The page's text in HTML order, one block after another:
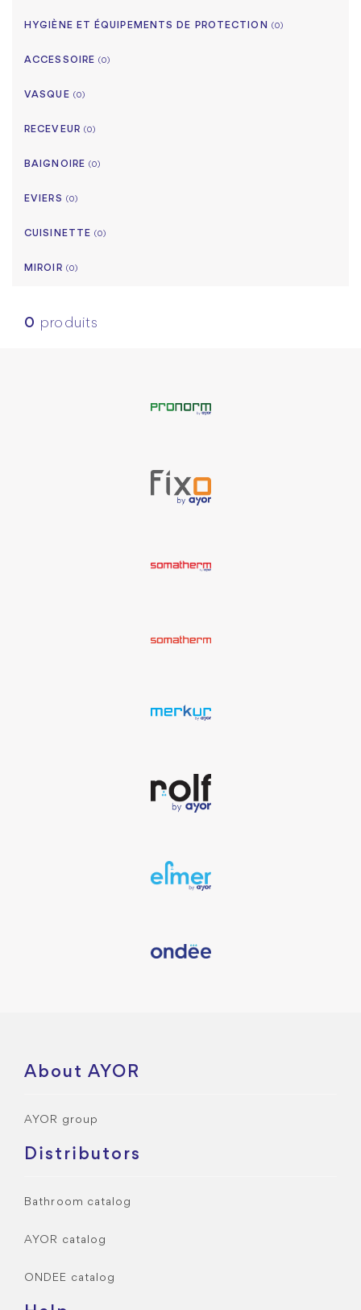
HYGIÈNE ET ÉQUIPEMENTS DE PROTECTION (0)
ACCESSOIRE(0)
VASQUE (0)
RECEVEUR (0)
BAIGNOIRE (0)
EVIERS (0)
CUISINETTE(0)
MIROIR (0)
0 produits
About AYOR
AYOR group
Distributors
Bathroom catalog
AYOR catalog
ONDEE catalog